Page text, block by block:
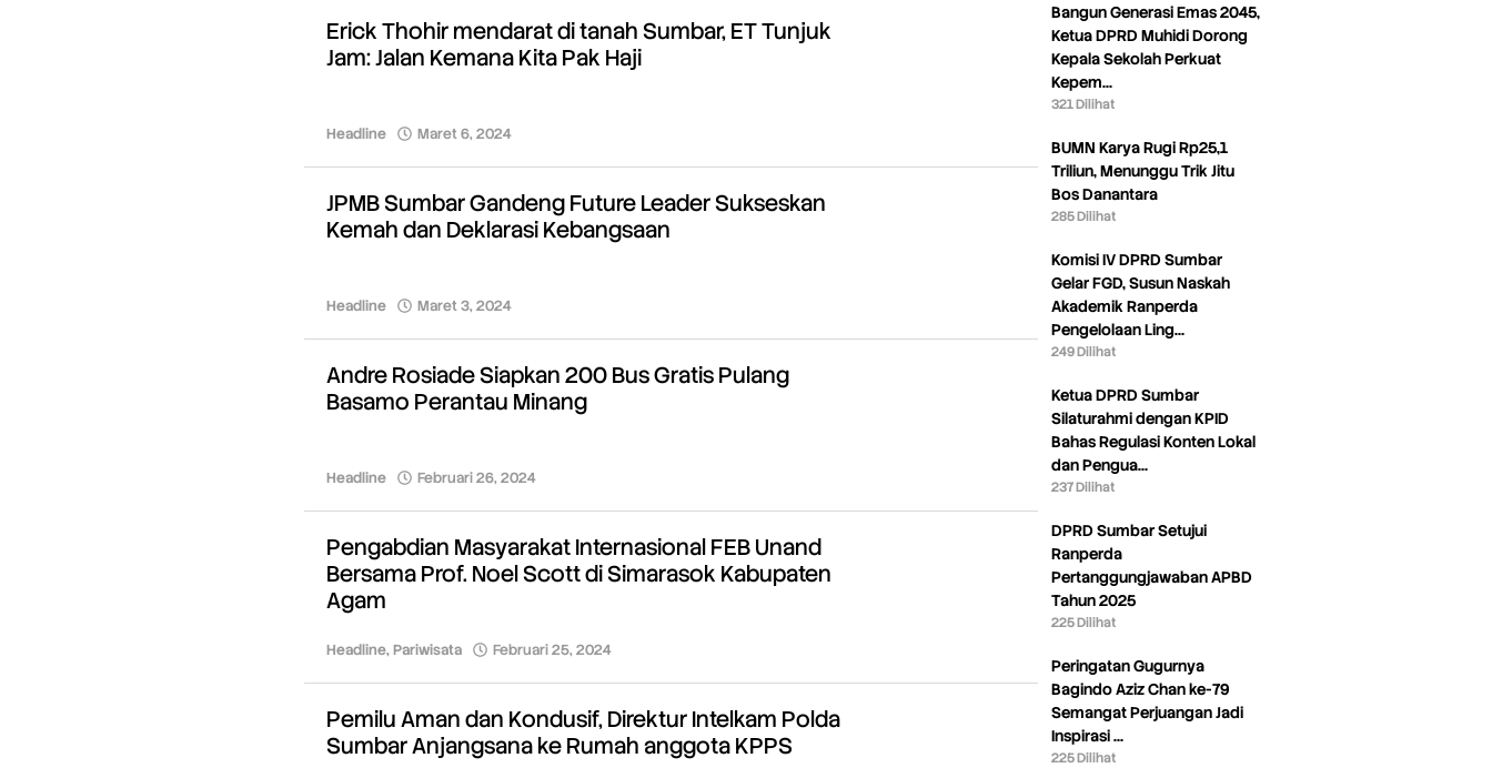
Erick Thohir mendarat di tanah Sumbar, ET Tunjuk
Jam: Jalan Kemana Kita Pak Haji
Headline Maret 6, 2024
JPMB Sumbar Gandeng Future Leader Sukseskan
Kemah dan Deklarasi Kebangsaan
Headline Maret 3, 2024
Andre Rosiade Siapkan 200 Bus Gratis Pulang
Basamo Perantau Minang
Headline Februari 26, 2024
Pengabdian Masyarakat Internasional FEB Unand
Bersama Prof. Noel Scott di Simarasok Kabupaten
Agam
Headline,Pariwisata Februari 25, 2024
Pemilu Aman dan Kondusif, Direktur Intelkam Polda
Sumbar Anjangsana ke Rumah anggota KPPS
Bangun Generasi Emas 2045,
Ketua DPRD Muhidi Dorong
Kepala Sekolah Perkuat
Kepem…
321 Dilihat
BUMN Karya Rugi Rp25,1
Triliun, Menunggu Trik Jitu
Bos Danantara
285 Dilihat
Komisi IV DPRD Sumbar
Gelar FGD, Susun Naskah
Akademik Ranperda
Pengelolaan Ling…
249 Dilihat
Ketua DPRD Sumbar
Silaturahmi dengan KPID
Bahas Regulasi Konten Lokal
dan Pengua…
237 Dilihat
DPRD Sumbar Setujui
Ranperda
Pertanggungjawaban APBD
Tahun 2025
225 Dilihat
Peringatan Gugurnya
Bagindo Aziz Chan ke-79
Semangat Perjuangan Jadi
Inspirasi …
225 Dilihat